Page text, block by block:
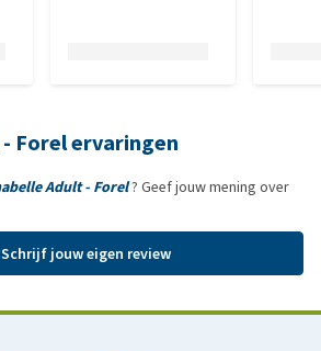
Forel ervaringen
Adult - Forel? Geef jouw mening over
Schrijf jouw eigen review